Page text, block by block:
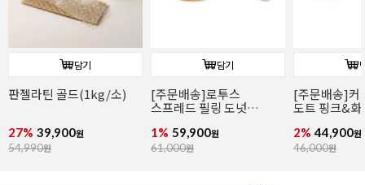
담기
판젤라틴 골드(1kg/소)
27% 39,900원
54,990원
담기
[주문배송]로투스
스프레드 필링 도넛
1% 59,900원
61,000원
[주문배송]커
도트 핑크&화
2% 44,900원
46,000원